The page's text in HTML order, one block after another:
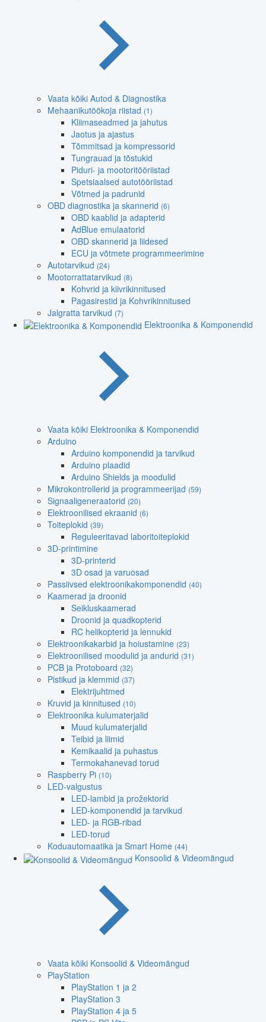
Vaata kõiki Autod & Diagnostika
Mehaanikutöökoja riistad (1)
Kliimaseadmed ja jahutus
Jaotus ja ajastus
Tõmmitsad ja kompressorid
Tungrauad ja tõstukid
Piduri- ja mootoritööriistad
Spetsiaalsed autotööriistad
Võtmed ja padrunid
OBD diagnostika ja skannerid (6)
OBD kaablid ja adapterid
AdBlue emulaatorid
OBD skannerid ja liidesed
ECU ja võtmete programmeerimine
Autotarvikud (24)
Mootorrattatarvikud (8)
Kohvrid ja kiivrikinnitused
Pagasirestid ja Kohvrikinnitused
Jalgratta tarvikud (7)
Elektroonika & Komponendid
Vaata kõiki Elektroonika & Komponendid
Arduino
Arduino komponendid ja tarvikud
Arduino plaadid
Arduino Shields ja moodulid
Mikrokontrollerid ja programmeerijad (59)
Signaaligeneraatorid (20)
Elektroonilised ekraanid (6)
Toiteplokid (39)
Reguleeritavad laboritoiteplokid
3D-printimine
3D-printerid
3D osad ja varuosad
Passiivsed elektroonikakomponendid (40)
Kaamerad ja droonid
Seikluskaamerad
Droonid ja quadkopterid
RC helikopterid ja lennukid
Elektroonikakarbid ja hoiustamine (23)
Elektroonilised moodulid ja andurid (31)
PCB ja Protoboard (32)
Pistikud ja klemmid (37)
Elektrijuhtmed
Kruvid ja kinnitused (10)
Elektroonika kulumaterjalid
Muud kulumaterjalid
Teibid ja liimid
Kemikaalid ja puhastus
Termokahanevad torud
Raspberry Pi (10)
LED-valgustus
LED-lambid ja prožektorid
LED-komponendid ja tarvikud
LED- ja RGB-ribad
LED-torud
Koduautomaatika ja Smart Home (44)
Konsoolid & Videomängud
Vaata kõiki Konsoolid & Videomängud
PlayStation
PlayStation 1 ja 2
PlayStation 3
PlayStation 4 ja 5